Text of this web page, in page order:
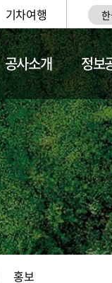
기차여행
공사소개 정보
사업
홍보